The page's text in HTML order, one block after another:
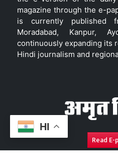
HI
magazine through the e-
is currently published
Moradabad, Kanpur,
continuously expanding its
Hindi journalism and
Read